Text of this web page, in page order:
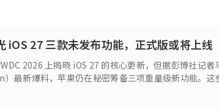
iOS 27 三款未发布功能，正式版或将上线
2026 上揭晓 iOS 27 的核心更新，但据彭博社记者
）最新爆料，苹果仍在秘密筹备三项重量级新功能。这